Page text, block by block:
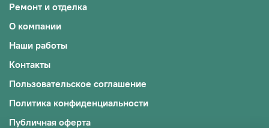
Ремонт и отделка
О компании
Наши работы
Контакты
Пользовательское соглашение
Политика конфиденциальности
Публичная оферта